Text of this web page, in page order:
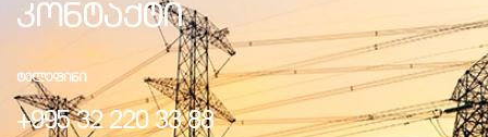
კონტაქტი
ᲢᲔᲚᲔᲤᲘᲜᲘ
+995 32 220 33 88